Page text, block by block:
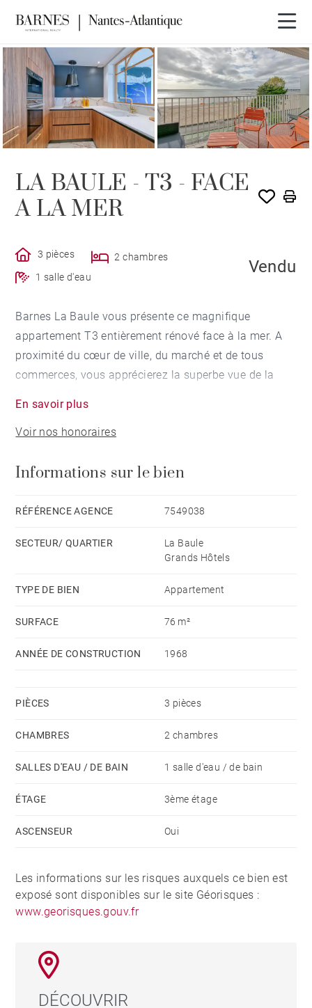
VENDU PAR BARNES
LA BAULE - T3 - FACE
A LA MER
3 pièces
2 chambres
1 salle d'eau
Vendu
Barnes La Baule vous présente ce magnifique
appartement T3 entièrement rénové face à la mer. A
proximité du cœur de ville, du marché et de tous
commerces, vous apprécierez la superbe vue de la
distribution intérieure des pièces de ce magnifique
appartement. Vous serez charmés par sa décoration
terrasse ainsi que dans deux chambres et des salles
cave complètent ce bien rare à la vente.
Les informations sur les risques auxquels ce bien est
www.georisques.gouv.fr Honoraires à la charge du
d'énergie pour un usage standard, établi à partir des
prix de l'énergie de l'année 2021 : 740€ ~ 1040€ - Les
www.georisques.gouv.fr
En savoir plus
Voir nos honoraires
Informations sur le bien
RÉFÉRENCE AGENCE 7549038
SECTEUR/ QUARTIER
La Baule
Grands Hôtels
TYPE DE BIEN Appartement
SURFACE 76 m²
ANNÉE DE CONSTRUCTION 1968
PIÈCES 3 pièces
CHAMBRES 2 chambres
SALLES D'EAU / DE BAIN 1 salle d'eau / de bain
ÉTAGE 3ème étage
ASCENSEUR Oui
Les informations sur les risques auxquels ce bien est
exposé sont disponibles sur le site Géorisques :
www.georisques.gouv.fr
DÉCOUVRIR